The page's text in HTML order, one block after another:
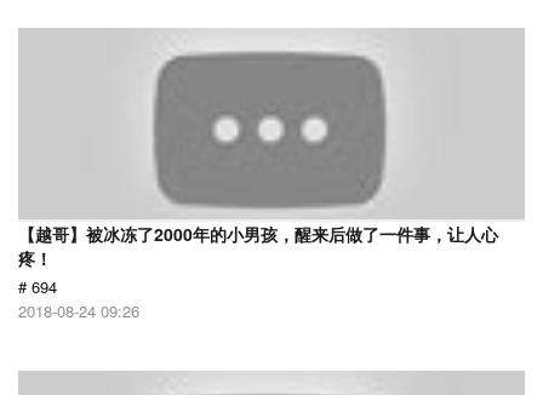
【越哥】被冰冻了2000年的小男孩，醒来后做了一件事，让人心
疼！
# 694
2018-08-24 09:26